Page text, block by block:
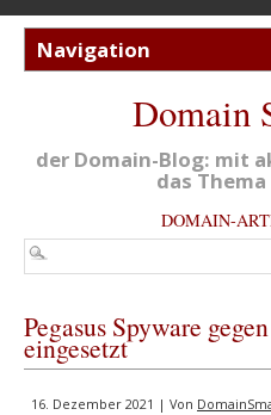
Domain
der Domain-Blog: mit
das
DOMAIN-
Pegasus Spyware
eingesetzt
16. Dezember 2021 | Von